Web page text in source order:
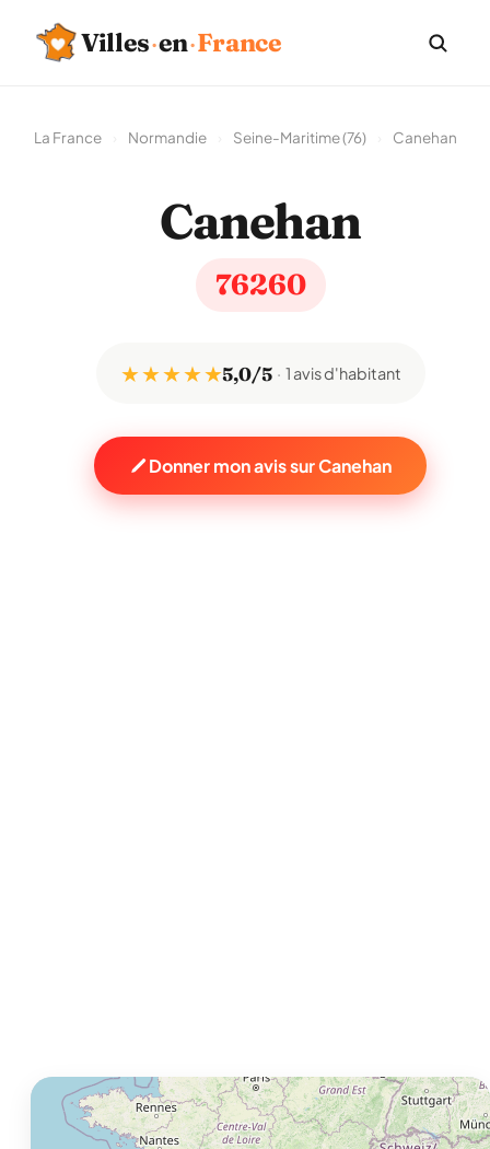
Villes·en·France
La France Normandie Seine-Maritime (76) Canehan
Canehan
76260
★ ★ ★ ★ ★5,0/5 1 avis d'habitant
Donner mon avis sur Canehan